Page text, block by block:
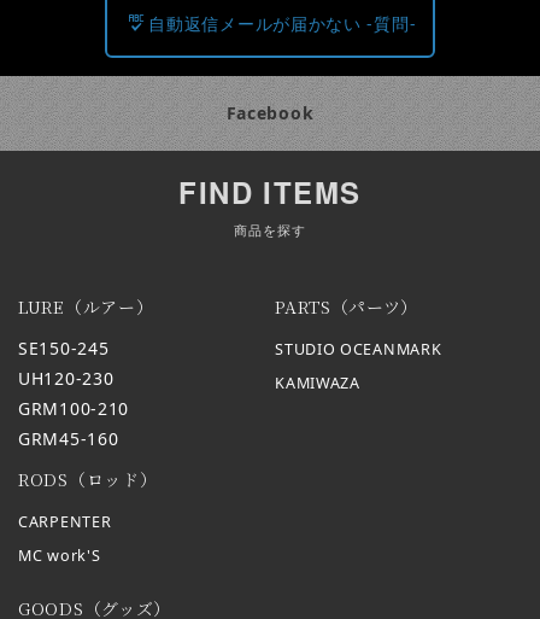
自動返信メールが届かない -質問-
Facebook
FIND ITEMS
商品を探す
LURE（ルアー）
SE150-245
UH120-230
GRM100-210
GRM45-160
RODS（ロッド）
CARPENTER
MC work'S
PARTS（パーツ）
STUDIO OCEANMARK
KAMIWAZA
GOODS（グッズ）